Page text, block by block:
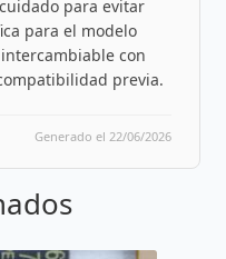
para evitar
para el modelo
intercambiable con
previa.
Generado el 22/06/2026